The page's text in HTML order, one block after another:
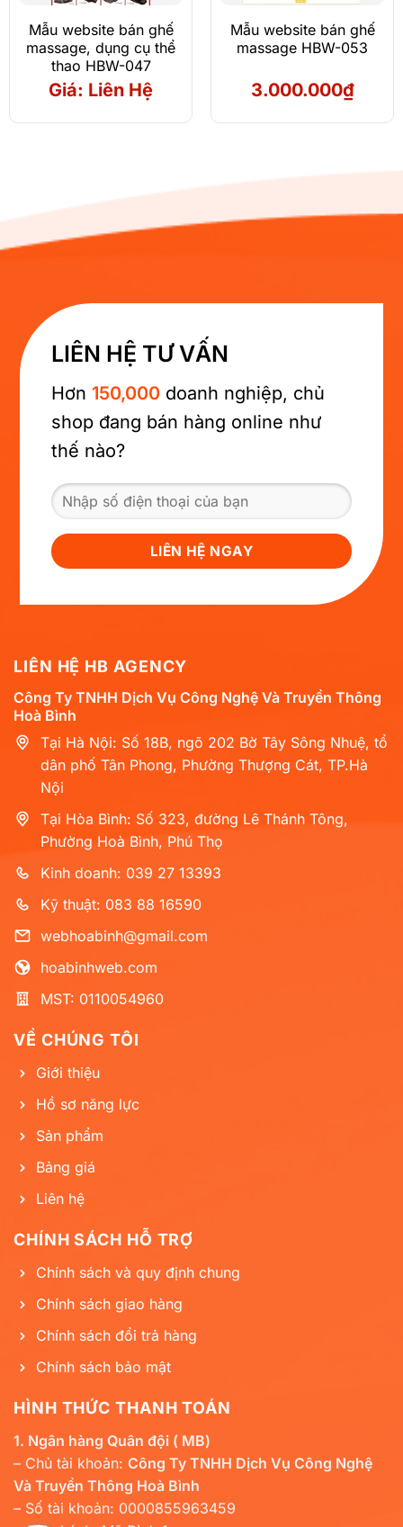
Mẫu website bán ghế
massage, dụng cụ thể
thao HBW-047
Giá: Liên Hệ
Mẫu website bán ghế
massage HBW-053
3.000.000₫
LIÊN HỆ TƯ VẤN
Hơn 150,000 doanh nghiệp, chủ
shop đang bán hàng online như
thế nào?
LIÊN HỆ HB AGENCY
Công Ty TNHH Dịch Vụ Công Nghệ Và Truyền Thông
Hoà Bình
Tại Hà Nội: Số 18B, ngõ 202 Bờ Tây Sông Nhuệ, tổ
dân phố Tân Phong, Phường Thượng Cát, TP.Hà
Nội
Tại Hòa Bình: Số 323, đường Lê Thánh Tông,
Phường Hoà Bình, Phú Thọ
Kinh doanh: 039 27 13393
Kỹ thuật: 083 88 16590
webhoabinh@gmail.com
hoabinhweb.com
MST: 0110054960
VỀ CHÚNG TÔI
Giới thiệu
Hồ sơ năng lực
Sản phẩm
Bảng giá
Liên hệ
CHÍNH SÁCH HỖ TRỢ
Chính sách và quy định chung
Chính sách giao hàng
Chính sách đổi trả hàng
Chính sách bảo mật
HÌNH THỨC THANH TOÁN
1. Ngân hàng Quân đội ( MB)
– Chủ tài khoản: Công Ty TNHH Dịch Vụ Công Nghệ
Và Truyền Thông Hoà Bình
– Số tài khoản: 0000855963459